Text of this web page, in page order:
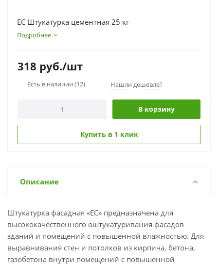
ЕС Штукатурка цементная 25 кг
Подробнее
318 руб./шт
Есть в наличии (12) Нашли дешевле?
В корзину
Купить в 1 клик
Описание
Штукатурка фасадная «ЕС» предназначена для
высококачественного оштукатуривания фасадов
зданий и помещений с повышенной влажностью. Для
выравнивания стен и потолков из кирпича, бетона,
газобетона внутри помещений с повышенной